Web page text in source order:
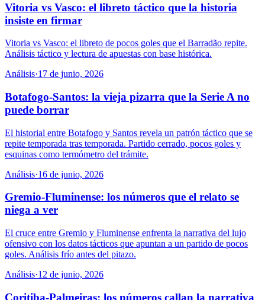
Vitoria vs Vasco: el libreto táctico que la historia
insiste en firmar
Vitoria vs Vasco: el libreto de pocos goles que el Barradão repite.
Análisis táctico y lectura de apuestas con base histórica.
Análisis·17 de junio, 2026
Botafogo-Santos: la vieja pizarra que la Serie A no
puede borrar
El historial entre Botafogo y Santos revela un patrón táctico que se
repite temporada tras temporada. Partido cerrado, pocos goles y
esquinas como termómetro del trámite.
Análisis·16 de junio, 2026
Gremio-Fluminense: los números que el relato se
niega a ver
El cruce entre Gremio y Fluminense enfrenta la narrativa del lujo
ofensivo con los datos tácticos que apuntan a un partido de pocos
goles. Análisis frío antes del pitazo.
Análisis·12 de junio, 2026
Coritiba-Palmeiras: los números callan la narrativa